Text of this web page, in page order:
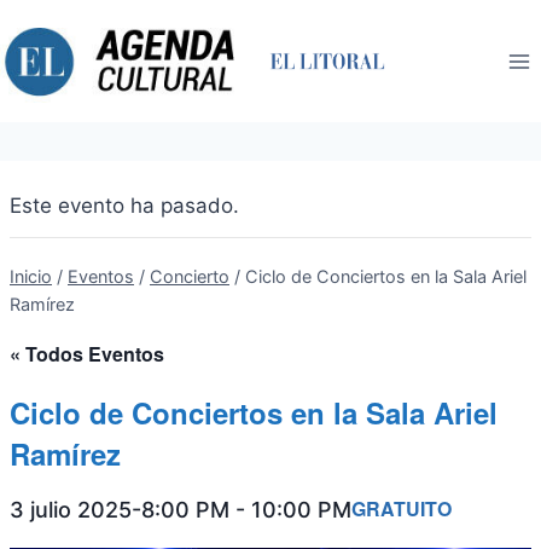
al
contenido
Este evento ha pasado.
Inicio / Eventos / Concierto / Ciclo de Conciertos en la Sala Ariel
Ramírez
« Todos Eventos
Ciclo de Conciertos en la Sala Ariel
Ramírez
3 julio 2025-8:00 PM - 10:00 PMGRATUITO